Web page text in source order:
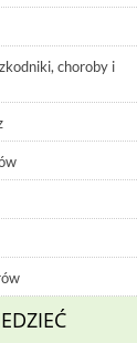
choroby i